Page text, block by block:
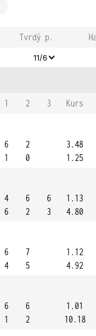
Tvrdý p.
11/6
1 2 3
Kurs
6
1
2
0
3.48
1.25
4
6
6
2
6
3
1.13
4.80
6
4
7
5
1.12
4.92
6
1
6
2
1.01
10.18